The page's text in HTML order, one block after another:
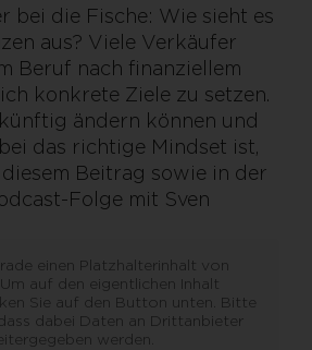
bei die Fische: Wie sieht es
aus? Viele Verkäufer
Beruf nach finanziellem
konkrete Ziele zu setzen.
ändern können und
das richtige Mindset ist,
Beitrag sowie in der
Folge mit Sven
einen Platzhalterinhalt von
auf den eigentlichen Inhalt
Sie auf den Button unten. Bitte
dabei Daten an Drittanbieter
werden.